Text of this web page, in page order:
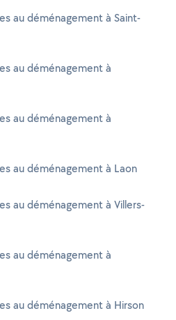
au déménagement à Saint-
au déménagement à
au déménagement à
au déménagement à Laon
au déménagement à Villers-
au déménagement à
au déménagement à Hirson